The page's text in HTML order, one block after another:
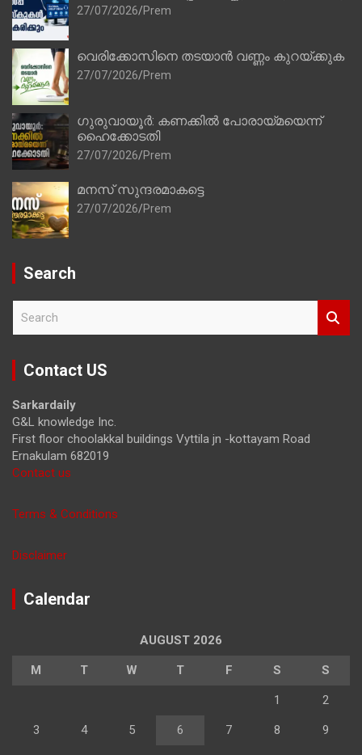
27/07/2026 Prem
വെരിക്കോസിനെ തടയാൻ വണ്ണം കുറയ്ക്കുക
27/07/2026 Prem
ഗുരുവായൂർ: കണക്കിൽ പോരായ്മയെന്ന്
ഹൈക്കോടതി
27/07/2026 Prem
മനസ് സുന്ദരമാകട്ടെ
27/07/2026 Prem
Search
r
Contact US
Sarkardaily
G&L knowledge Inc.
First floor choolakkal buildings Vyttila jn -kottayam Road
Ernakulam 682019
Contact us
Terms & Conditions
Disclaimer
Calendar
AUGUST 2026
M T W T F S S
1 2
3 4 5 6 7 8 9